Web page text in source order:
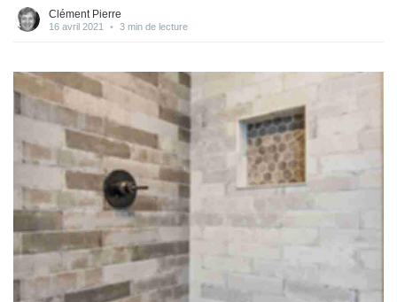
Clément Pierre
16 avril 2021 • 3 min de lecture